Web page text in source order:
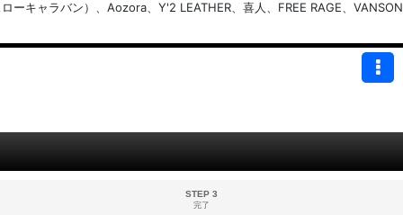
キャラバン）、Aozora、Y'2 LEATHER、喜人、FREE RAGE、VANSON
STEP 3
完了